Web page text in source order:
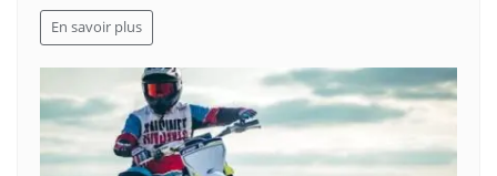
En savoir plus